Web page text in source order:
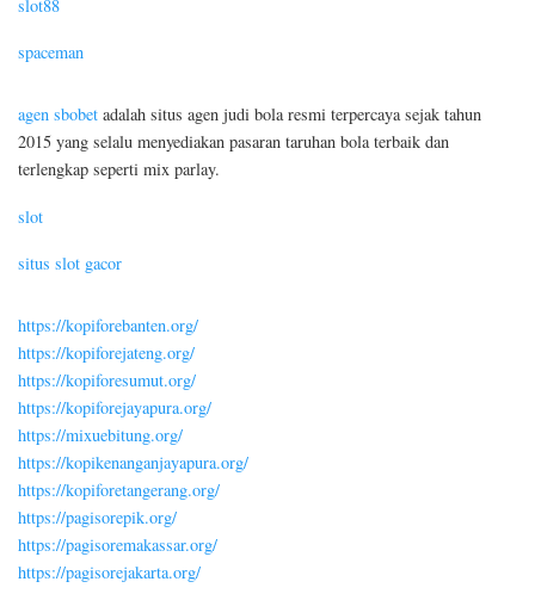
slot88
spaceman
agen sbobet adalah situs agen judi bola resmi terpercaya sejak tahun
2015 yang selalu menyediakan pasaran taruhan bola terbaik dan
terlengkap seperti mix parlay.
slot
situs slot gacor
https://kopiforebanten.org/
https://kopiforejateng.org/
https://kopiforesumut.org/
https://kopiforejayapura.org/
https://mixuebitung.org/
https://kopikenanganjayapura.org/
https://kopiforetangerang.org/
https://pagisorepik.org/
https://pagisoremakassar.org/
https://pagisorejakarta.org/